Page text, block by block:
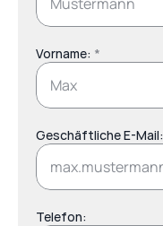
Vorname: *
Geschäftliche E-Mail:
Telefon: